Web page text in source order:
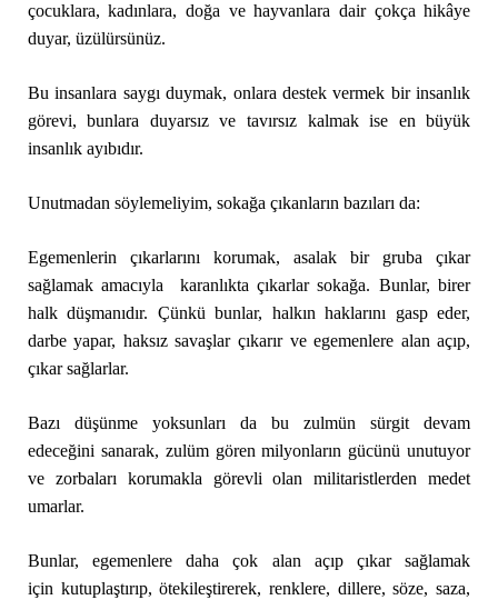
çocuklara, kadınlara, doğa ve hayvanlara dair çokça hikâye
duyar, üzülürsünüz.
Bu insanlara saygı duymak, onlara destek vermek bir insanlık
görevi, bunlara duyarsız ve tavırsız kalmak ise en büyük
insanlık ayıbıdır.
Unutmadan söylemeliyim, sokağa çıkanların bazıları da:
Egemenlerin çıkarlarını korumak, asalak bir gruba çıkar
sağlamak amacıyla karanlıkta çıkarlar sokağa. Bunlar, birer
halk düşmanıdır. Çünkü bunlar, halkın haklarını gasp eder,
darbe yapar, haksız savaşlar çıkarır ve egemenlere alan açıp,
çıkar sağlarlar.
Bazı düşünme yoksunları da bu zulmün sürgit devam
edeceğini sanarak, zulüm gören milyonların gücünü unutuyor
ve zorbaları korumakla görevli olan militaristlerden medet
umarlar.
Bunlar, egemenlere daha çok alan açıp çıkar sağlamak
için kutuplaştırıp, ötekileştirerek, renklere, dillere, söze, saza,